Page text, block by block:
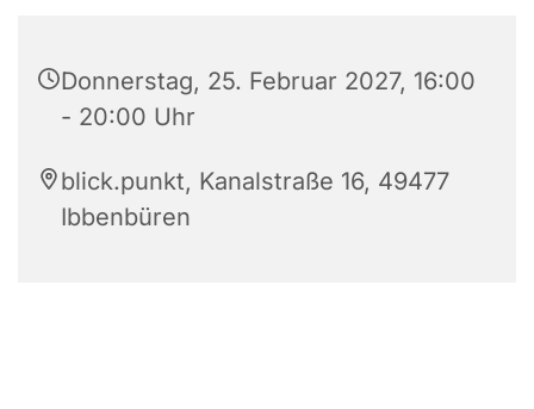
Donnerstag, 25. Februar 2027, 16:00
- 20:00 Uhr
blick.punkt, Kanalstraße 16, 49477
Ibbenbüren